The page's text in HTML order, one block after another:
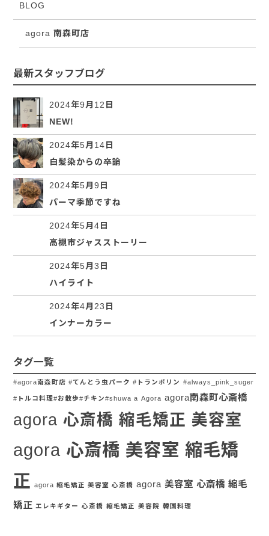
BLOG
agora 南森町店
最新スタッフブログ
2024年9月12日
NEW!
2024年5月14日
白髪染からの卒論
2024年5月9日
パーマ季節ですね
2024年5月4日
高槻市ジャスストーリー
2024年5月3日
ハイライト
2024年4月23日
インナーカラー
タグ一覧
#agora南森町店 #てんとう虫パーク #トランポリン #always_pink_suger
#トルコ料理#お散歩#チキン#shuwa a Agora agora南森町心斎橋
agora 心斎橋 縮毛矯正 美容室
agora 心斎橋 美容室 縮毛矯
正 agora 縮毛矯正 美容室 心斎橋 agora 美容室 心斎橋 縮毛
矯正 エレキギター 心斎橋 縮毛矯正 美容院 韓国料理